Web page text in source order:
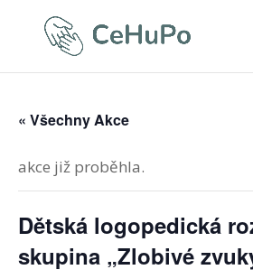
« Všechny Akce
akce již proběhla.
Dětská logopedická
skupina „Zlobivé